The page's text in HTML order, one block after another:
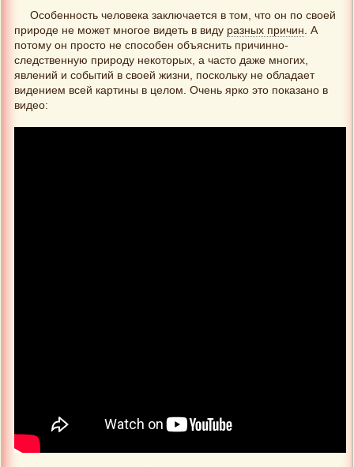
Особенность человека заключается в том, что он по своей
природе не может многое видеть в виду разных причин. А
потому он просто не способен объяснить причинно-
следственную природу некоторых, а часто даже многих,
явлений и событий в своей жизни, поскольку не обладает
видением всей картины в целом. Очень ярко это показано в
видео: